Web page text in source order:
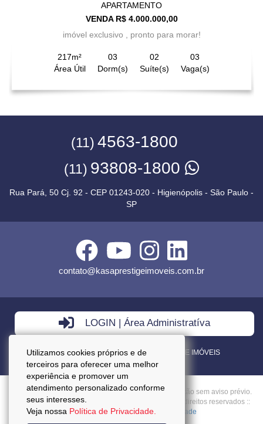
Utilizamos cookies próprios e de
terceiros para oferecer uma melhor
experiência e promover um
atendimento personalizado conforme
seus interesses.
Veja nossa Política de Privacidade.
APARTAMENTO
VENDA R$ 4.000.000,00
imóvel exclusivo , pronto para morar!
217m²
Área Útil
03
Dorm(s)
02
Suíte(s)
03
Vaga(s)
(11) 4563-1800
(11) 93808-1800
Rua Pará, 50 Cj. 92 - CEP 01243-020 - Higienópolis - São Paulo -
SP
contato@kasaprestigeimoveis.com.br
LOGIN | Área Administratíva
VENDA - LOCAÇÃO - ADMINISTRAÇÃO DE IMÓVEIS
Preços mencionados neste site estão sujeitos a alteração sem aviso prévio.
Copyright © 2026 - Kasa Prestige Imoveis :: Todos os direitos reservados ::
CRECI: J27037 ::Política da Privacidade